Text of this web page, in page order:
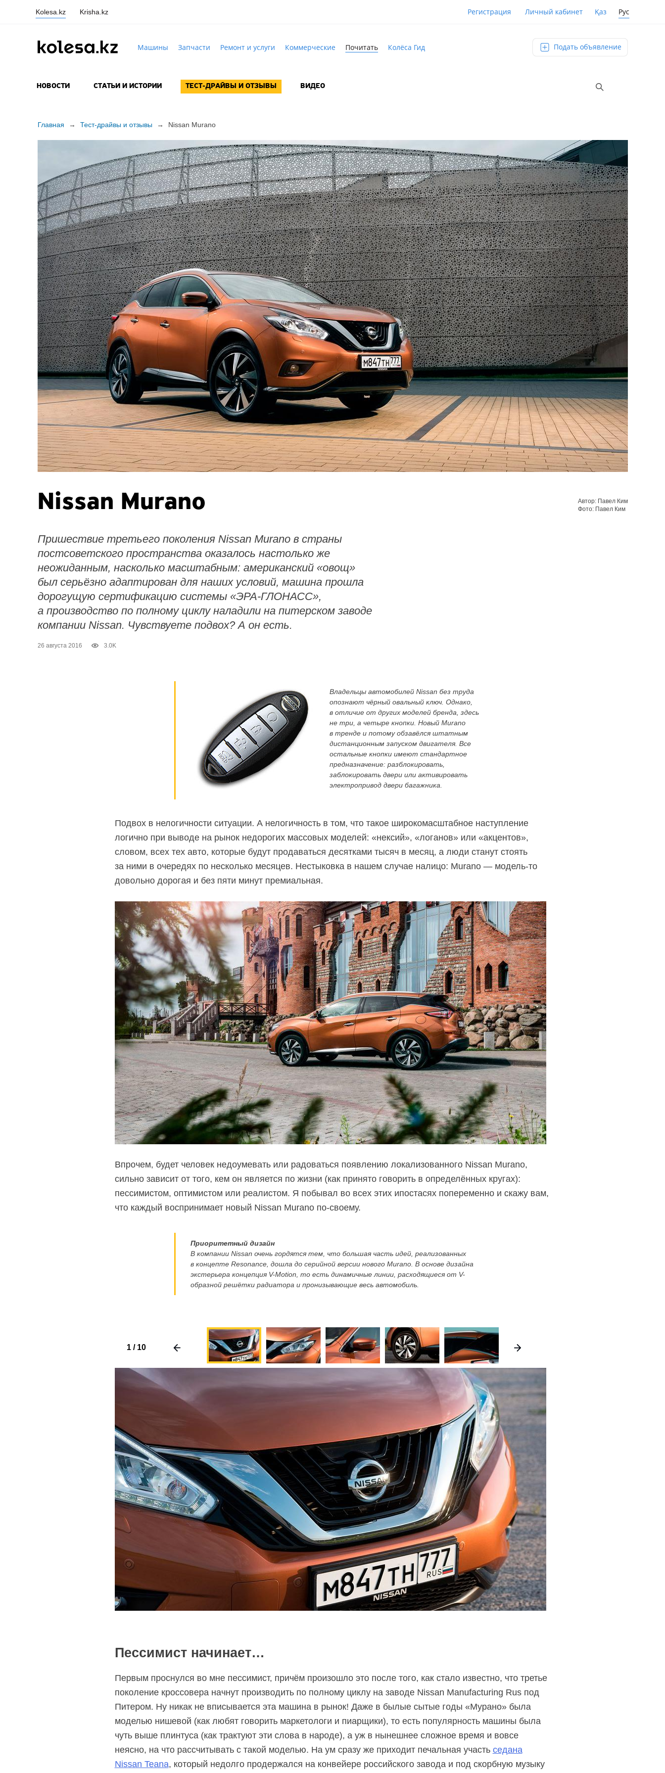
Kolesa.kz Krisha.kz Регистрация Личный кабинет Қаз Рус
Машины Запчасти Ремонт и услуги Коммерческие Почитать Колёса Гид Подать объявление
НОВОСТИ СТАТЬИ И ИСТОРИИ ТЕСТ-ДРАЙВЫ И ОТЗЫВЫ ВИДЕО
Главная → Тест-драйвы и отзывы → Nissan Murano
Nissan Murano
Пришествие третьего поколения Nissan Murano в страны
постсоветского пространства оказалось настолько же
неожиданным, насколько масштабным: американский «овощ»
был серьёзно адаптирован для наших условий, машина прошла
дорогущую сертификацию системы «ЭРА-ГЛОНАСС»,
а производство по полному циклу наладили на питерском заводе
компании Nissan. Чувствуете подвох? А он есть.
26 августа 2016 3.0K
Автор: Павел Ким
Фото: Павел Ким
Владельцы автомобилей Nissan без труда
опознают чёрный овальный ключ. Однако,
в отличие от других моделей бренда, здесь
не три, а четыре кнопки. Новый Murano
в тренде и потому обзавёлся штатным
дистанционным запуском двигателя. Все
остальные кнопки имеют стандартное
предназначение: разблокировать,
заблокировать двери или активировать
электропривод двери багажника.
Подвох в нелогичности ситуации. А нелогичность в том, что такое широкомасштабное наступление
логично при выводе на рынок недорогих массовых моделей: «нексий», «логанов» или «акцентов»,
словом, всех тех авто, которые будут продаваться десятками тысяч в месяц, а люди станут стоять
за ними в очередях по несколько месяцев. Нестыковка в нашем случае налицо: Murano — модель-то
довольно дорогая и без пяти минут премиальная.
Впрочем, будет человек недоумевать или радоваться появлению локализованного Nissan Murano,
сильно зависит от того, кем он является по жизни (как принято говорить в определённых кругах):
пессимистом, оптимистом или реалистом. Я побывал во всех этих ипостасях попеременно и скажу вам,
что каждый воспринимает новый Nissan Murano по-своему.
Приоритетный дизайн
В компании Nissan очень гордятся тем, что большая часть идей, реализованных
в концепте Resonance, дошла до серийной версии нового Murano. В основе дизайна
экстерьера концепция V-Motion, то есть динамичные линии, расходящиеся от V-
образной решётки радиатора и пронизывающие весь автомобиль.
1 / 10
Пессимист начинает…
Первым проснулся во мне пессимист, причём произошло это после того, как стало известно, что третье
поколение кроссовера начнут производить по полному циклу на заводе Nissan Manufacturing Rus под
Питером. Ну никак не вписывается эта машина в рынок! Даже в былые сытые годы «Мурано» была
моделью нишевой (как любят говорить маркетологи и пиарщики), то есть популярность машины была
чуть выше плинтуса (как трактуют эти слова в народе), а уж в нынешнее сложное время и вовсе
неясно, на что рассчитывать с такой моделью. На ум сразу же приходит печальная участь седана
Nissan Teana, который недолго продержался на конвейере российского завода и под скорбную музыку